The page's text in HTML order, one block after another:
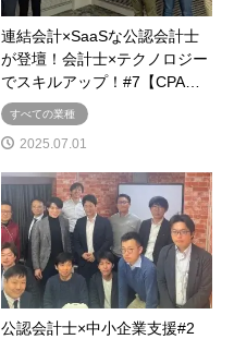
連結会計×SaaSな公認会計士
が登壇！会計士×テクノロジー
でスキルアップ！#7【CPA…
すべての業種
2025.07.01
公認会計士×中小企業支援#2